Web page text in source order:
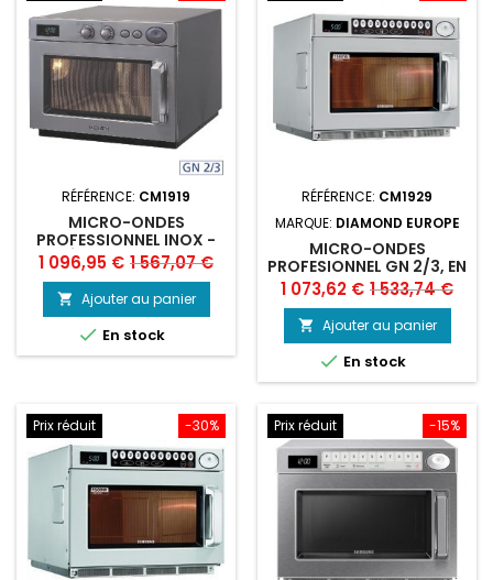
RÉFÉRENCE: CM1919
MICRO-ONDES
PROFESSIONNEL INOX -
MÉCANIQUE 1850W
Prix
1 096,95 € Prix
de
base
1 567,07 €
 Ajouter au panier
 En stock
RÉFÉRENCE: CM1929
MARQUE: DIAMOND EUROPE
MICRO-ONDES
PROFESIONNEL GN 2/3, EN
INOX, DIGITAL, 1850 W.
(26 LT)
Prix
1 073,62 € Prix
de
base
1 533,74 €
 Ajouter au panier
 En stock
-30%
Prix réduit -15%
Prix réduit